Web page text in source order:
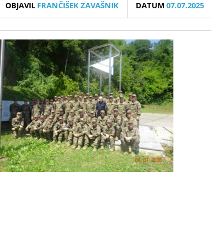
OBJAVIL FRANČIŠEK ZAVAŠNIK DATUM07.07.2025